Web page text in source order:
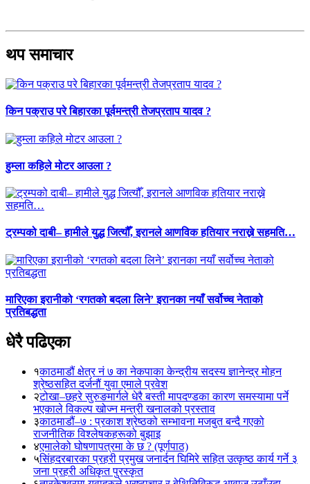
थप समाचार
किन पक्राउ परे बिहारका पूर्वमन्त्री तेजप्रताप यादव ?
हुम्ला कहिले मोटर आउला ?
ट्रम्पको दाबी– हामीले युद्ध जित्यौँ, इरानले आणविक हतियार नराख्ने सहमति…
मारिएका इरानीको ‘रगतको बदला लिने’ इरानका नयाँ सर्वोच्च नेताको
प्रतिबद्धता
धेरै पढिएका
१काठमाडौं क्षेत्र नं ७ का नेकपाका केन्द्रीय सदस्य ज्ञानेन्द्र मोहन
श्रेष्ठसहित दर्जनौं युवा एमाले प्रवेश
२टोखा–छहरे सुरुङमार्गले धेरै बस्ती मापदण्डका कारण समस्यामा पर्ने
भएकाले विकल्प खोज्न मन्त्री खनालको प्रस्ताव
३काठमाडौं–७ : प्रकाश श्रेष्ठको सम्भावना मजबुत बन्दै गएको
राजनीतिक विश्लेषकहरूको बुझाइ
४एमालेको घोषणापत्रमा के छ ? (पूर्णपाठ)
५सिंहदरबारका प्रहरी प्रमुख जनार्दन घिमिरे सहित उत्कृष्ठ कार्य गर्ने ३
जना प्रहरी अधिकृत पुरस्कृत